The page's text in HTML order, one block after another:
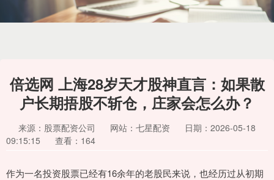
倍选网 上海28岁天才股神直言：如果散
户长期捂股不斩仓，庄家会怎么办？
来源：股票配资公司 网站：七星配资
日期：2026-05-18
09:15:15
查看：164
作为一名投资股票已经有16余年的老股民来说，也经历过从初期